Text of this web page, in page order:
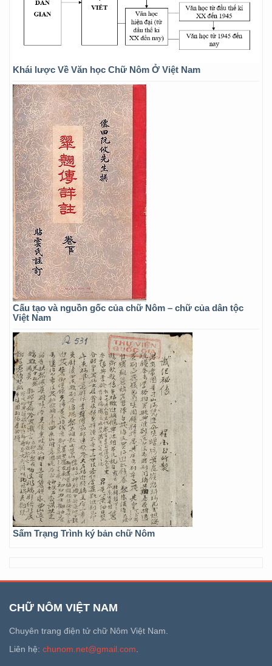
Khái lược Về Văn học Chữ Nôm Ở Việt Nam
Cấu tạo và nguồn gốc của chữ Nôm – chữ của dân tộc
Việt Nam
Sấm Trạng Trình ký bản chữ Nôm
CHỮ NÔM VIỆT NAM
Chuyên trang điện tử chữ Nôm Việt Nam.
Liên hệ: chunom.net@gmail.com